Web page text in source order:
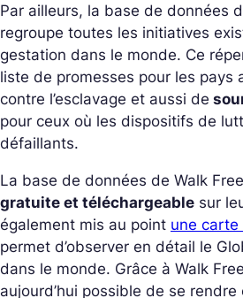
Par ailleurs, la base de données
regroupe toutes les initiatives
gestation dans le monde. Ce
liste de promesses pour les pays
contre l’esclavage et aussi de
pour ceux où les dispositifs de
défaillants.
La base de données de Walk
gratuite et téléchargeable sur
également mis au point une carte
permet d’observer en détail le
dans le monde. Grâce à Walk
aujourd’hui possible de se rendre